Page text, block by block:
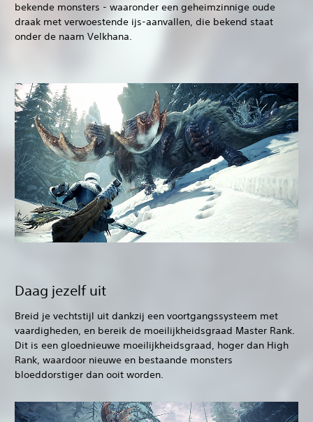
bekende monsters - waaronder een geheimzinnige oude
draak met verwoestende ijs-aanvallen, die bekend staat
onder de naam Velkhana.
Daag jezelf uit
Breid je vechtstijl uit dankzij een voortgangssysteem met
vaardigheden, en bereik de moeilijkheidsgraad Master Rank.
Dit is een gloednieuwe moeilijkheidsgraad, hoger dan High
Rank, waardoor nieuwe en bestaande monsters
bloeddorstiger dan ooit worden.